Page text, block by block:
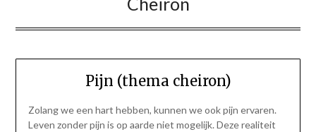
Pijn (thema cheiron)
Zolang we een hart hebben, kunnen we ook pijn ervaren.
Leven zonder pijn is op aarde niet mogelijk. Deze realiteit